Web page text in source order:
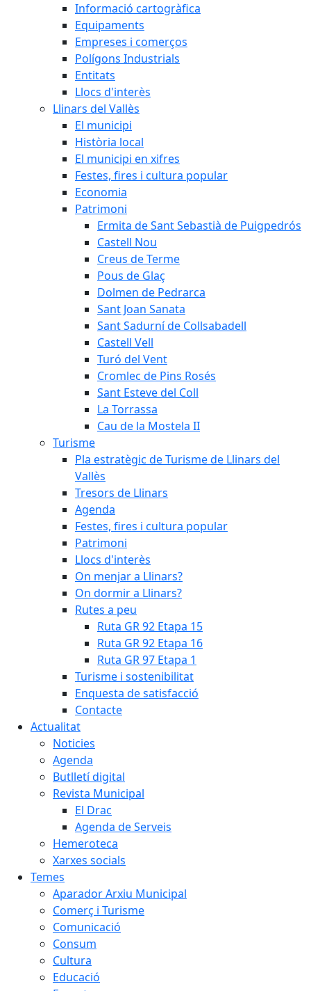
Informació cartogràfica
Equipaments
Empreses i comerços
Polígons Industrials
Entitats
Llocs d'interès
Llinars del Vallès
El municipi
Història local
El municipi en xifres
Festes, fires i cultura popular
Economia
Patrimoni
Ermita de Sant Sebastià de Puigpedrós
Castell Nou
Creus de Terme
Pous de Glaç
Dolmen de Pedrarca
Sant Joan Sanata
Sant Sadurní de Collsabadell
Castell Vell
Turó del Vent
Cromlec de Pins Rosés
Sant Esteve del Coll
La Torrassa
Cau de la Mostela II
Turisme
Pla estratègic de Turisme de Llinars del
Vallès
Tresors de Llinars
Agenda
Festes, fires i cultura popular
Patrimoni
Llocs d'interès
On menjar a Llinars?
On dormir a Llinars?
Rutes a peu
Ruta GR 92 Etapa 15
Ruta GR 92 Etapa 16
Ruta GR 97 Etapa 1
Turisme i sostenibilitat
Enquesta de satisfacció
Contacte
Actualitat
Noticies
Agenda
Butlletí digital
Revista Municipal
El Drac
Agenda de Serveis
Hemeroteca
Xarxes socials
Temes
Aparador Arxiu Municipal
Comerç i Turisme
Comunicació
Consum
Cultura
Educació